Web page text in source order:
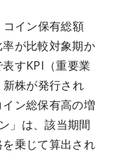
コイン保有総額
が比較対象期か
すKPI（重要業
株が発行され
ン総保有高の増
」は、該当期間
乗じて算出され